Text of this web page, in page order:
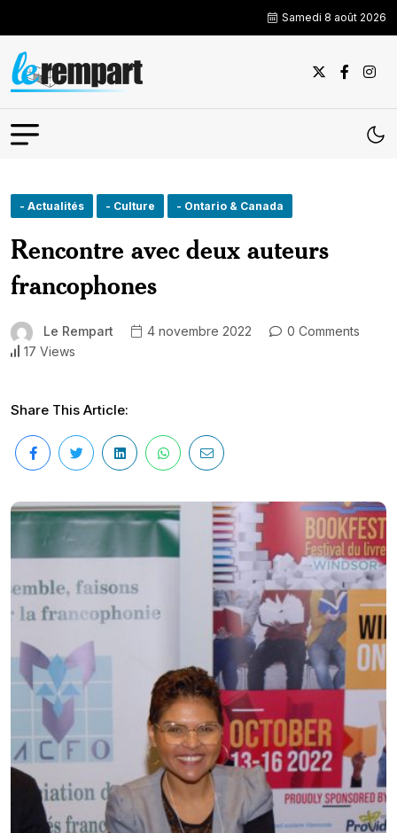
Samedi 8 août 2026
- Actualités - Culture - Ontario & Canada
Rencontre avec deux auteurs
francophones
Le Rempart 4 novembre 2022
0 Comments
17 Views
Share This Article: